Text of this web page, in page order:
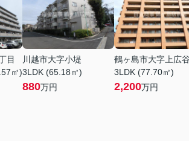
目
㎡)
川越市大字小堤
3LDK (65.18㎡)
880万円
鶴ヶ島市大字上広谷
3LDK (77.70㎡)
2,200万円